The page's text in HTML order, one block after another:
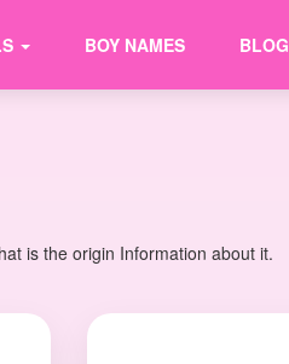
BOY NAMES BLOG
is the origin Information about it.